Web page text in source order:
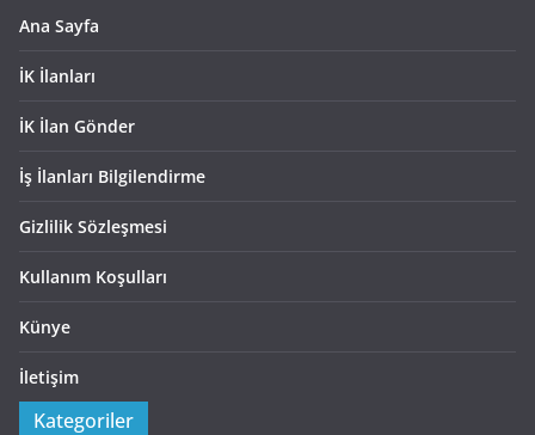
Ana Sayfa
İK İlanları
İK İlan Gönder
İş İlanları Bilgilendirme
Gizlilik Sözleşmesi
Kullanım Koşulları
Künye
İletişim
Kategoriler